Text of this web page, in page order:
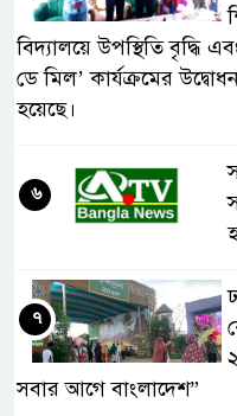
বিদ্যালয়ে উপস্থিতি বৃদ্ধি
ডে মিল’ কার্যক্রমের
হয়েছে।
৬
সবার আগে বাংলাদেশ”
৭